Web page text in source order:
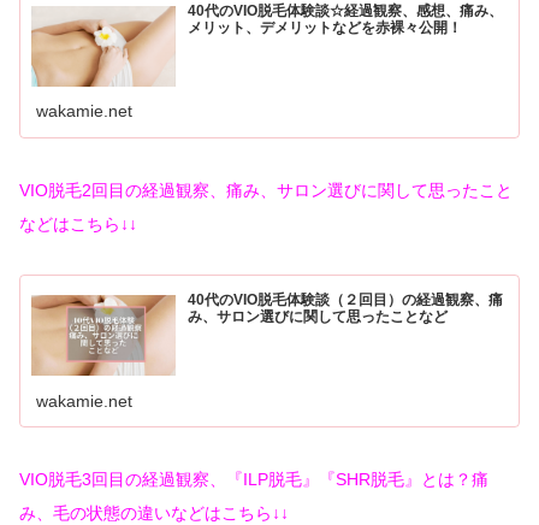
40代のVIO脱毛体験談☆経過観察、感想、痛み、
メリット、デメリットなどを赤裸々公開！
wakamie.net
VIO脱毛2回目の経過観察、痛み、サロン選びに関して思ったこと
などはこちら↓↓
40代のVIO脱毛体験談（２回目）の経過観察、痛
み、サロン選びに関して思ったことなど
wakamie.net
VIO脱毛3回目の経過観察、『ILP脱毛』『SHR脱毛』とは？痛
み、毛の状態の違いなどはこちら↓↓